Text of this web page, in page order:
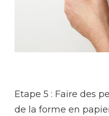
Etape 5 : Faire des
de la forme en